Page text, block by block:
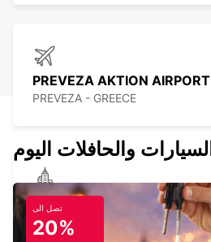
PREVEZA AKTION AIRPORT
PREVEZA - GREECE
CORFU CITY
CORFU - GREECE
تصل الى
20%